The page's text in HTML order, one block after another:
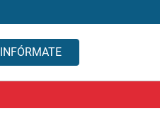
INFÓRMATE